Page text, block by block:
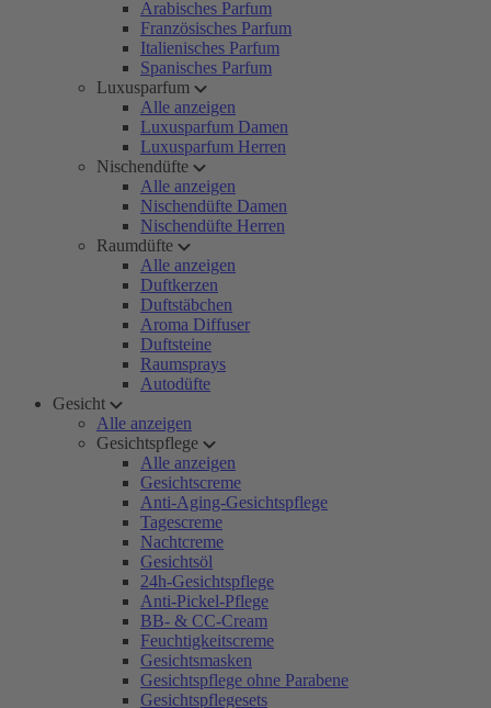
Arabisches Parfum
Französisches Parfum
Italienisches Parfum
Spanisches Parfum
Luxusparfum
Alle anzeigen
Luxusparfum Damen
Luxusparfum Herren
Nischendüfte
Alle anzeigen
Nischendüfte Damen
Nischendüfte Herren
Raumdüfte
Alle anzeigen
Duftkerzen
Duftstäbchen
Aroma Diffuser
Duftsteine
Raumsprays
Autodüfte
Gesicht
Alle anzeigen
Gesichtspflege
Alle anzeigen
Gesichtscreme
Anti-Aging-Gesichtspflege
Tagescreme
Nachtcreme
Gesichtsöl
24h-Gesichtspflege
Anti-Pickel-Pflege
BB- & CC-Cream
Feuchtigkeitscreme
Gesichtsmasken
Gesichtspflege ohne Parabene
Gesichtspflegesets